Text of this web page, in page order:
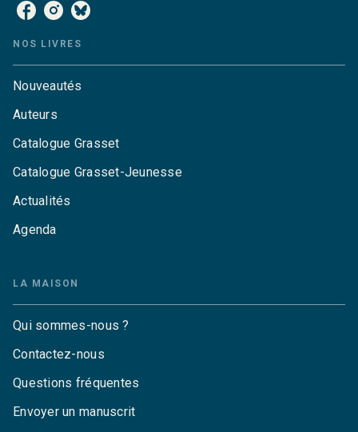
NOS LIVRES
Nouveautés
Auteurs
Catalogue Grasset
Catalogue Grasset-Jeunesse
Actualités
Agenda
LA MAISON
Qui sommes-nous ?
Contactez-nous
Questions fréquentes
Envoyer un manuscrit